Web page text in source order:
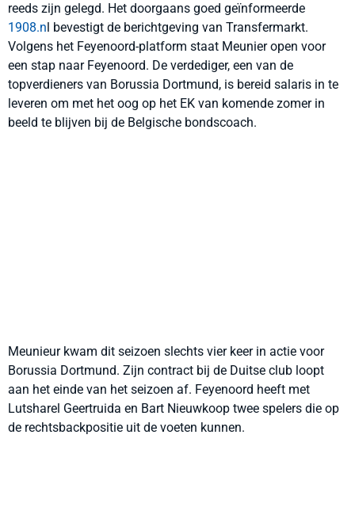
reeds zijn gelegd. Het doorgaans goed geïnformeerde
1908.nl bevestigt de berichtgeving van Transfermarkt.
Volgens het Feyenoord-platform staat Meunier open voor
een stap naar Feyenoord. De verdediger, een van de
topverdieners van Borussia Dortmund, is bereid salaris in te
leveren om met het oog op het EK van komende zomer in
beeld te blijven bij de Belgische bondscoach.
Meunieur kwam dit seizoen slechts vier keer in actie voor
Borussia Dortmund. Zijn contract bij de Duitse club loopt
aan het einde van het seizoen af. Feyenoord heeft met
Lutsharel Geertruida en Bart Nieuwkoop twee spelers die op
de rechtsbackpositie uit de voeten kunnen.